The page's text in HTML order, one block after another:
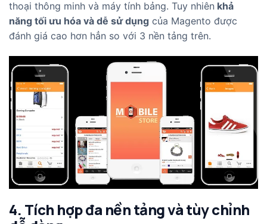
thoại thông minh và máy tính bảng. Tuy nhiên khả
năng tối ưu hóa và dễ sử dụng của Magento được
đánh giá cao hơn hẳn so với 3 nền tảng trên.
4. Tích hợp đa nền tảng và tùy chỉnh